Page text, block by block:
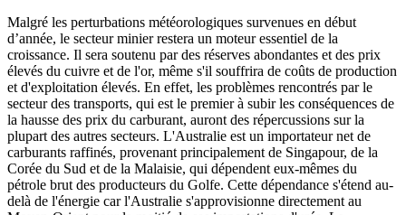
Malgré les perturbations météorologiques survenues en début
d’année, le secteur minier restera un moteur essentiel de la
croissance. Il sera soutenu par des réserves abondantes et des prix
élevés du cuivre et de l'or, même s'il souffrira de coûts de production
et d'exploitation élevés. En effet, les problèmes rencontrés par le
secteur des transports, qui est le premier à subir les conséquences de
la hausse des prix du carburant, auront des répercussions sur la
plupart des autres secteurs. L'Australie est un importateur net de
carburants raffinés, provenant principalement de Singapour, de la
Corée du Sud et de la Malaisie, qui dépendent eux-mêmes du
pétrole brut des producteurs du Golfe. Cette dépendance s'étend au-
delà de l'énergie car l'Australie s'approvisionne directement au